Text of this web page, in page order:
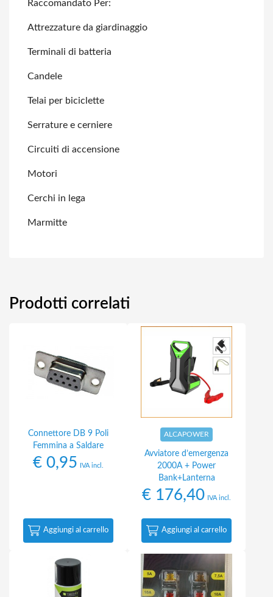
Raccomandato Per:
Attrezzature da giardinaggio
Terminali di batteria
Candele
Telai per biciclette
Serrature e cerniere
Circuiti di accensione
Motori
Cerchi in lega
Marmitte
Prodotti correlati
Connettore DB 9 Poli
Femmina a Saldare
€ 0,95 IVA incl.
Aggiungi al carrello
ALCAPOWER
Avviatore d’emergenza
2000A + Power
Bank+Lanterna
€ 176,40 IVA incl.
Aggiungi al carrello